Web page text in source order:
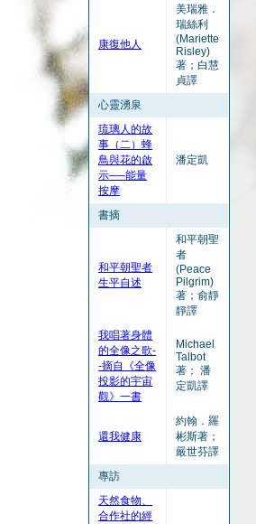
康復他人
美瑞雅．
瑞絲利
(Mariette
Risley)
著；白慧
貞譯
心靈湧泉
琉璃人的故
事（二）蜂
鳥與花的啟
示──能量
按摩
潘定凱
書摘
和平朝聖者
生平自述
和平朝聖
者
(Peace
Pilgrim)
著；俞靜
靜譯
我唱著身體
的全像之歌-
-摘自《全像
投影的宇宙
觀》一書
Michael
Talbot
著； 潘
定凱譯
還我健康
約翰．羅
彬斯著；
嚴世芬譯
專訪
天然食物、
合作社的經